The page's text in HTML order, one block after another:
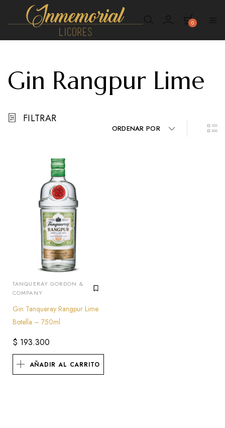
Inmemorial
0
Gin Rangpur Lime
FILTRAR
ORDENAR POR
TANQUERAY GORDON &
COMPANY
Gin Tanqueray Rangpur Lime
Botella – 750ml
$ 193.300
AÑADIR AL CARRITO